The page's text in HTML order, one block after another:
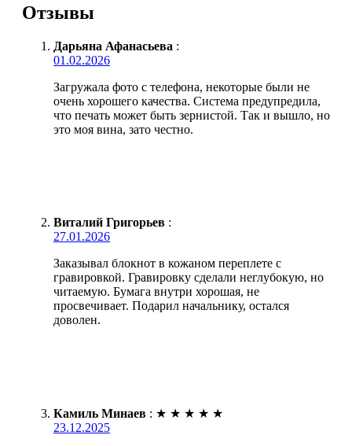
Отзывы
Дарьяна Афанасьева :
01.02.2026
Загружала фото с телефона, некоторые были не
очень хорошего качества. Система предупредила,
что печать может быть зернистой. Так и вышло, но
это моя вина, зато честно.
Виталий Григорьев :
27.01.2026
Заказывал блокнот в кожаном переплете с
гравировкой. Гравировку сделали неглубокую, но
читаемую. Бумага внутри хорошая, не
просвечивает. Подарил начальнику, остался
доволен.
Камиль Минаев : ★ ★ ★ ★ ★
23.12.2025